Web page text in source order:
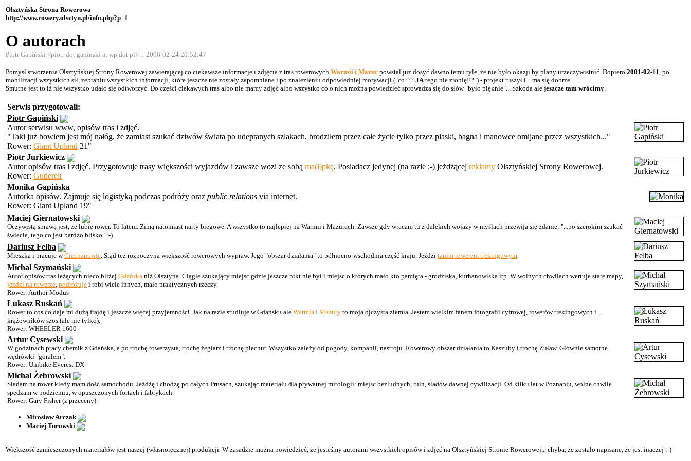
Olsztyńska Strona Rowerowa
http://www.rowery.olsztyn.pl/info.php?p=1
O autorach
Piotr Gapiński <piotr dot gapinski at wp dot pl> :: 2006-02-24 20:52:47
Pomysł stworzenia Olsztyńskiej Strony Rowerowej zawierającej co ciekawsze informacje i zdjęcia z tras rowerowych Warmii i Mazur powstał już dosyć dawno temu tyle, że nie było okazji by plany urzeczywistnić. Dopiero 2001-02-11, po
mobilizacji wszystkich sił, zebraniu wszystkich informacji, które jeszcze nie zostały zapomniane i po znalezieniu odpowiedniej motywacji ("co??? JAtego nie zrobię!!?") - projekt ruszył i... ma się dobrze.
Smutne jest to iż nie wszystko udało się odtworzyć. Do części ciekawych tras albo nie mamy zdjęć albo wszystko co o nich można powiedzieć sprowadza się do słów "było pięknie"... Szkoda ale jeszcze tam wrócimy.
Serwis przygotowali:
Piotr Gapiński
Autor serwisu www, opisów tras i zdjęć.
"Taki już bowiem jest mój nałóg, że zamiast szukać dziwów świata po udeptanych szlakach, brodziłem przez całe życie tylko przez piaski, bagna i manowce omijane przez wszystkich..."
Rower: Giant Upland 21"
Piotr Jurkiewicz
Autor opisów tras i zdjęć. Przygotowuje trasy większości wyjazdów i zawsze wozi ze sobą ma(ł)pkę. Posiadacz jedynej (na razie :-) jeżdżącej reklamy Olsztyńskiej Strony Rowerowej.
Rower: Gudereit
Monika Gapińska
Autorka opisów. Zajmuje się logistyką podczas podróży oraz public relations via internet.
Rower: Giant Upland 19"
Maciej Giernatowski
Oczywistą sprawą jest, że lubię rower. To latem. Zimą natomiast narty biegowe. A wszystko to najlepiej na Warmii i Mazurach. Zawsze gdy wracam tu z dalekich wojaży w myślach przewija się zdanie: "...po szerokim szukać
świecie, tego co jest bardzo blisko" :-)
Dariusz Felba
Mieszka i pracuje wCiechanowie. Stąd też rozpoczyna większość rowerowych wypraw. Jego "obszar działania" to północno-wschodnia część kraju. Jeździ tanim rowerem trekingowym.
Michał Szymański
Autor opisów tras leżących nieco bliżej Gdańska niż Olsztyna. Ciągle szukający miejsc gdzie jeszcze nikt nie był i miejsc o których mało kto pamięta - grodziska, kurhanowiska itp. W wolnych chwilach wertuje stare mapy,
jeździ na rowerze, podróżuje i robi wiele innych, mało praktycznych rzeczy.
Rower: Author Modus
Łukasz Ruskań
Rower to coś co daje mi dużą frajdę i jeszcze więcej przyjemności. Jak na razie studiuje w Gdańsku ale Warmia i Mazury to moja ojczysta ziemia. Jestem wielkim fanem fotografii cyfrowej, rowerów trekingowych i...
krążowników szos (ale nie tylko).
Rower: WHEELER 1600
Artur Cysewski
W godzinach pracy chemik z Gdańska, a po trochę rowerzysta, trochę żeglarz i trochę piechur. Wszystko zależy od pogody, kompanii, nastroju. Rowerowy obszar działania to Kaszuby i trochę Żuław. Głównie samotne
wędrówki "góralem".
Rower: Unibike Everest DX
Michał Żebrowski
Siadam na rower kiedy mam dość samochodu. Jeżdżę i chodzę po całych Prusach, szukając materiału dla prywatnej mitologii: miejsc bezludnych, ruin, śladów dawnej cywilizacji. Od kilku lat w Poznaniu, wolne chwile
spędzam w podziemiu, w opuszczonych fortach i fabrykach.
Rower: Gary Fisher (z przeceny).
Mirosław Arczak
Maciej Turowski
Większość zamieszczonych materiałów jest naszej (własnoręcznej) produkcji. W zasadzie można powiedzieć, że jesteśmy autorami wszystkich opisów i zdjęć na Olsztyńskiej Stronie Rowerowej... chyba, że zostało napisane, że jest inaczej :-)